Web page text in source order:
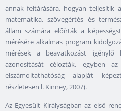
annak feltárására, hogyan teljesítik
matematika, szövegértés és
állam számára előírták a
mérésére alkalmas program
mérések a beavatkozást igénylő
azonosítását célozták, egyben
elszámoltathatóság alapját
részletesen l. Kinney, 2007).
Az Egyesült Királyságban az első